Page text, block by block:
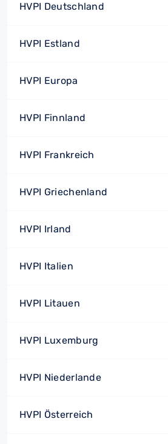
HVPI Deutschland
HVPI Estland
HVPI Europa
HVPI Finnland
HVPI Frankreich
HVPI Griechenland
HVPI Irland
HVPI Italien
HVPI Litauen
HVPI Luxemburg
HVPI Niederlande
HVPI Österreich